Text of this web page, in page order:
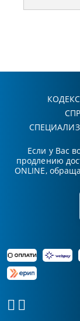
Если у Вас
продлению
ONLINE,